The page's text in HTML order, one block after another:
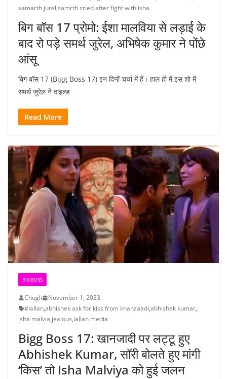
samarth jurel,samrth cried after fight with isha
बिग बॉस 17 प्रोमो: ईशा मालविया से लड़ाई के
बाद रो पड़े समर्थ जुरेल, अभिषेक कुमार ने पोंछे
आंसू
बिग बॉस 17 (Bigg Boss 17) इन दिनों चर्चा में हैं। हाल ही में इस शो में
समर्थ जुरेल ने वाइल्ड
Read More
BIGBOSS
Chugli
November 1, 2023
#lallan,abhishek ask for kiss from khanzaadi,abhishek kumar,
isha malvia,jealous,lallan media
Bigg Boss 17: खानजादी पर लट्टू हुए
Abhishek Kumar, सॉरी बोलते हुए मांगी
‘किस’ तो Isha Malviya को हुई जलन